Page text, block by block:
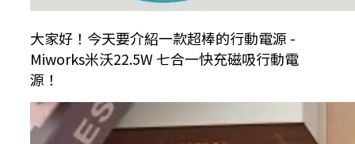
大家好！今天要介紹一款超棒的行動電源 -
Miworks米沃22.5W 七合一快充磁吸行動電
源！